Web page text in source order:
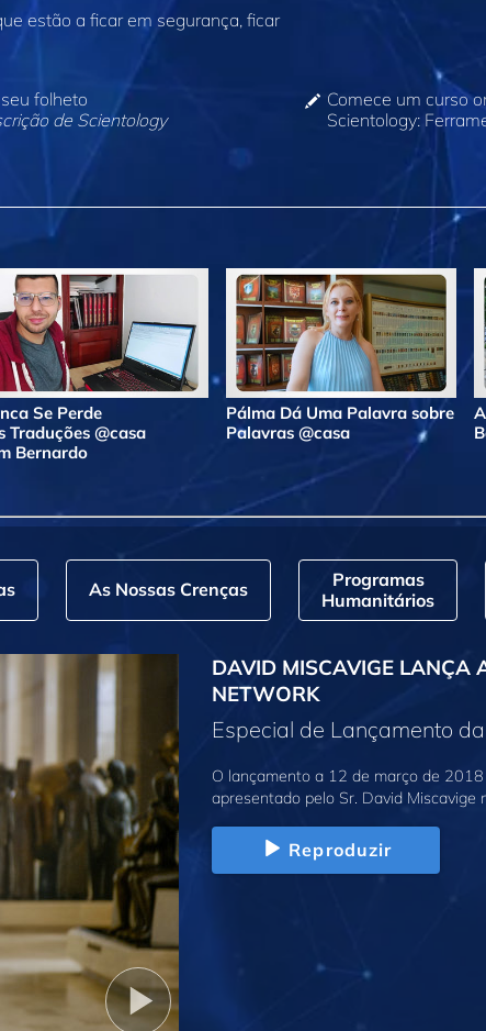
estão a ficar em segurança, ficar
folheto
de Scientology
Comece um curso
Scientology:
Se Perde
Traduções @casa
Bernardo
Pálma Dá Uma Palavra sobre
Palavras @casa
As Nossas Crenças
Programas
Humanitários
DAVID MISCAVIGE LANÇA
NETWORK
Especial de Lançamento
O lançamento a 12 de março de
apresentado pelo Sr. David Miscavige
Reproduzir